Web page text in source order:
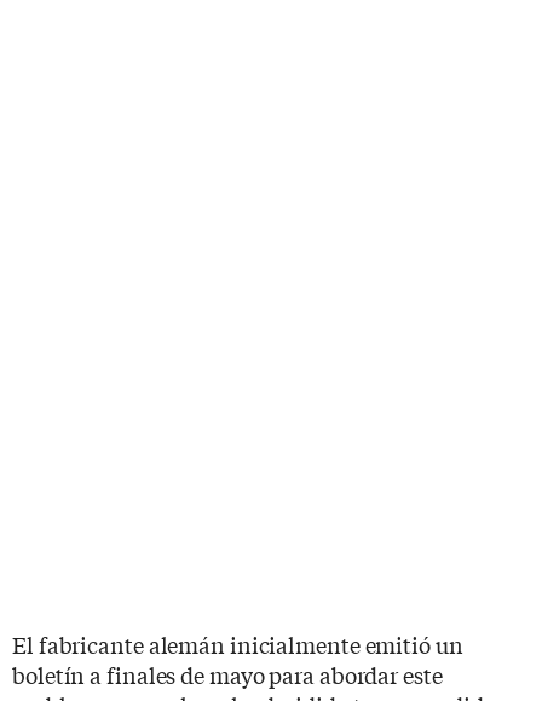
El fabricante alemán inicialmente emitió un
boletín a finales de mayo para abordar este